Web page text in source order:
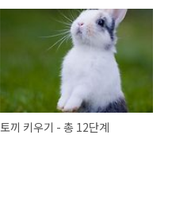
토끼 키우기 - 총 12단계